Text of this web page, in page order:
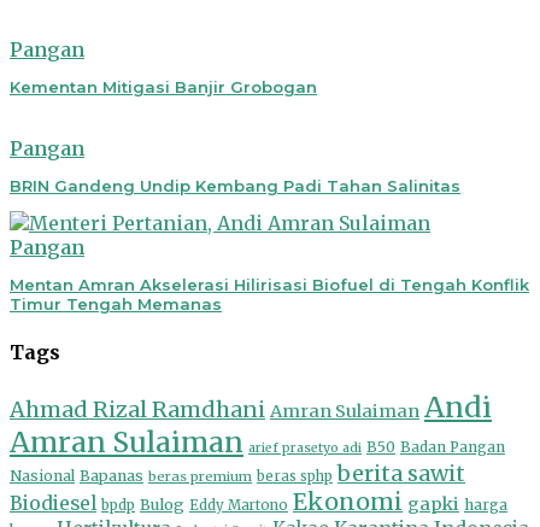
Pangan
Kementan Mitigasi Banjir Grobogan
Pangan
BRIN Gandeng Undip Kembang Padi Tahan Salinitas
Pangan
Mentan Amran Akselerasi Hilirisasi Biofuel di Tengah Konflik
Timur Tengah Memanas
Tags
Ahmad Rizal Ramdhani Amran Sulaiman Andi
Amran Sulaiman arief prasetyo adi B50 Badan Pangan
Nasional Bapanas beras premium beras sphp berita sawit
Biodiesel bpdp Bulog Eddy Martono Ekonomi gapki harga